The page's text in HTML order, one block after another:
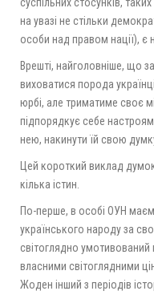
на увазі не стільки
особи над правом нації), є
Врешті, найголовніше, що
виховатися порода
юрбі, але триматиме своє
підпорядкує себе
нею, накинути їй свою
Цей короткий виклад
кілька істин.
По-перше, в особі ОУН
українського народу за
світоглядно умотивований
власними світоглядними
Жоден інший з періодів